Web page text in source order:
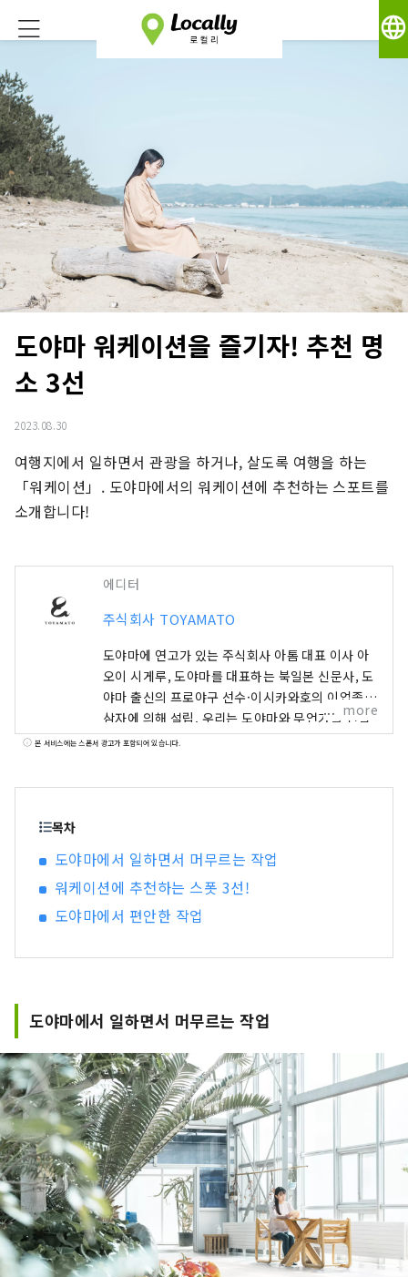
language
도야마 워케이션을 즐기자! 추천 명
소 3선
2023.08.30
여행지에서 일하면서 관광을 하거나, 살도록 여행을 하는
「워케이션」. 도야마에서의 워케이션에 추천하는 스포트를
소개합니다!
에디터
주식회사 TOYAMATO
도야마에 연고가 있는 주식회사 아톰 대표 이사 아
오이 시게루, 도야마를 대표하는 북일본 신문사, 도
야마 출신의 프로야구 선수·이시카와호의 이업종
삼자에 의해 설립. 우리는 도야마와 무언가를 연결
하고 도야마와 함께 새로운 사업을 창조하는 팀입
이 주도하는 것이 아니라, 도야마를 사랑하는 마인
드를 가진 많은 사람들이 도야마의 매력을 재발견
해, 자랑스럽게 생각하지 않고의 의사로 전세계에
발신해 간다. 어디까지나 주역은 「사람」이며, 다
more
본 서비스에는 스폰서 광고가 포함되어 있습니다.
목차
도야마에서 일하면서 머무르는 작업
워케이션에 추천하는 스폿 3선!
도야마에서 편안한 작업
도야마에서 일하면서 머무르는 작업